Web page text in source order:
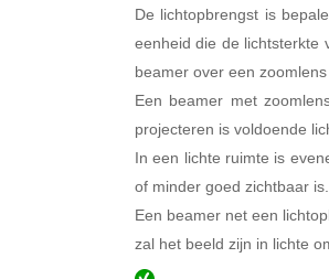
De lichtopbrengst is
eenheid die de lichtsterkte
beamer over een zoomlens
Een beamer met
projecteren is voldoende
In een lichte ruimte is
of minder goed zichtbaar is.
Een beamer net een
zal het beeld zijn in lichte